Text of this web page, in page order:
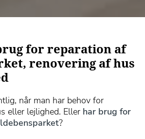
for reparation af
renovering af hus
når man har behov for
eller lejlighed. Eller har brug for
?